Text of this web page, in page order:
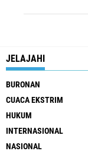
JELAJAHI
BURONAN
CUACA EKSTRIM
HUKUM
INTERNASIONAL
NASIONAL